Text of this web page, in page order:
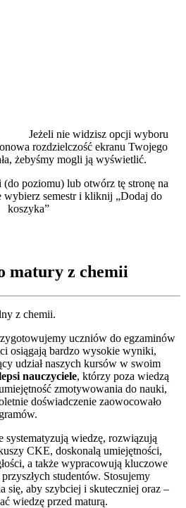
Jeżeli nie widzisz opcji wyboru
rozdzielczość ekranu Twojego
żebyśmy mogli ją wyświetlić.
poziomu) lub otwórz tę stronę na
wybierz semestr i kliknij „Dodaj do
koszyka”
matury z chemii
z chemii.
uczniów do egzaminów
osiągają bardzo wysokie wyniki,
udział naszych kursów w swoim
nauczyciele, którzy poza wiedzą
zmotywowania do nauki,
doświadczenie zaowocowało
wiedzę, rozwiązują
CKE, doskonalą umiejętności,
a także wypracowują kluczowe
studentów. Stosujemy
się, aby szybciej i skuteczniej oraz –
wiedzę przed maturą.